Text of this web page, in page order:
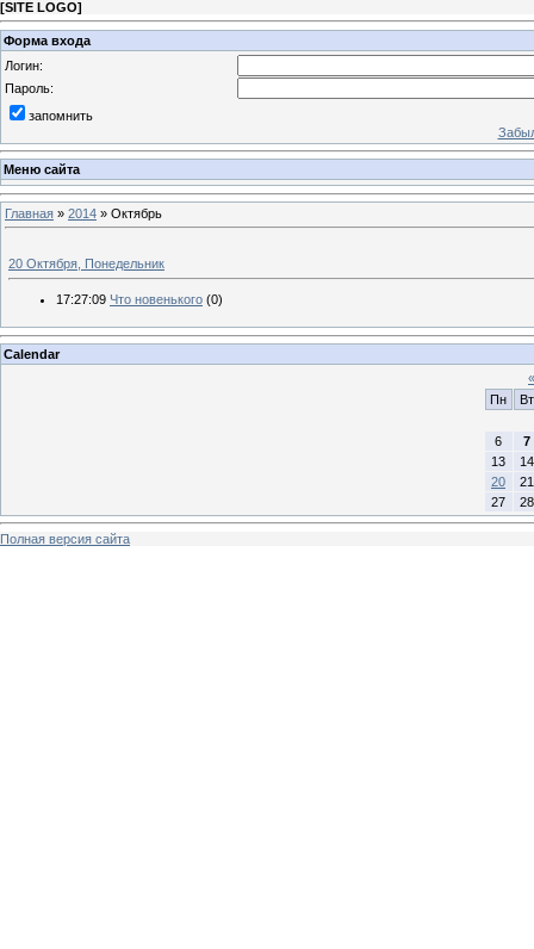
[SITE LOGO]
Форма входа
Логин:
Пароль:
запомнить
Меню сайта
Главная » 2014 » Октябрь
20 Октября, Понедельник
17:27:09 Что новенького (0)
Calendar
«
Пн
Вт
6
7
13
14
20
21
27
28
Полная версия сайта